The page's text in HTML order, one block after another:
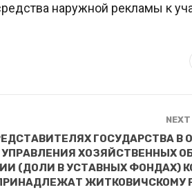
наружной рекламы к
ГОСУДАРСТВА В
УПРАВЛЕНИЯ ХОЗЯЙСТВЕННЫХ
(ДОЛИ В УСТАВНЫХ ФОНДАХ)
ЖИТКОВИЧСКОМУ